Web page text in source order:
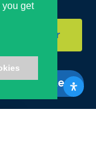
get
To Donate
Envoyer
SEEPLUS